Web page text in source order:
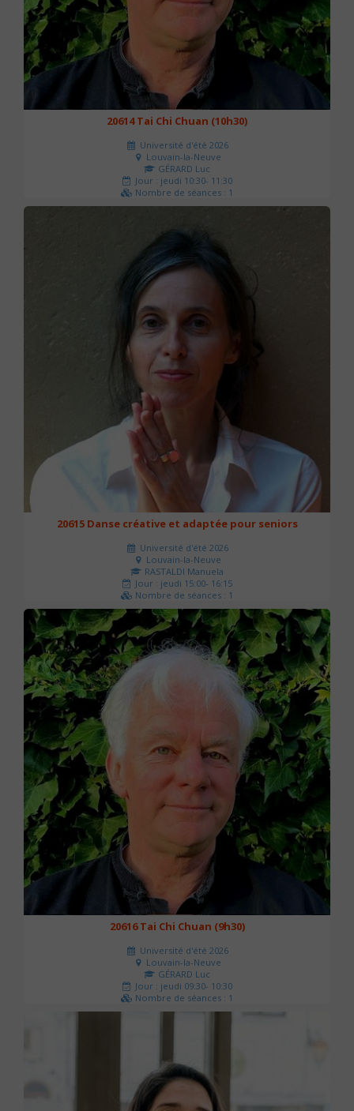
20614 Tai Chi Chuan (10h30)
Université d'été 2026
Louvain-la-Neuve
GÉRARD Luc
Jour : jeudi 10:30- 11:30
Nombre de séances : 1
0 €
20615 Danse créative et adaptée pour seniors
Université d'été 2026
Louvain-la-Neuve
RASTALDI Manuela
Jour : jeudi 15:00- 16:15
Nombre de séances : 1
0 €
20616 Tai Chi Chuan (9h30)
Université d'été 2026
Louvain-la-Neuve
GÉRARD Luc
Jour : jeudi 09:30- 10:30
Nombre de séances : 1